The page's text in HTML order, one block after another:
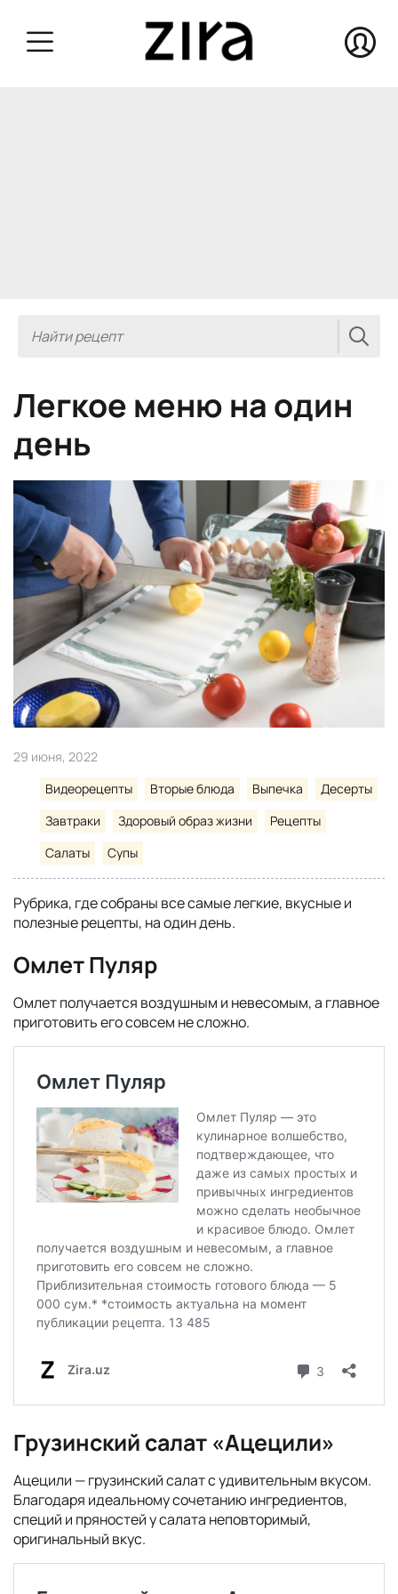
Легкое меню на один
день
29 июня, 2022
Видеорецепты
Вторые блюда Выпечка
Десерты
Завтраки
Здоровый образ жизни
Рецепты
Салаты
Супы
Рубрика, где собраны все самые легкие, вкусные и
полезные рецепты, на один день.
Омлет Пуляр
Омлет получается воздушным и невесомым, а главное
приготовить его совсем не сложно.
Грузинский салат «Ацецили»
Ацецили — грузинский салат с удивительным вкусом.
Благодаря идеальному сочетанию ингредиентов,
специй и пряностей у салата неповторимый,
оригинальный вкус.